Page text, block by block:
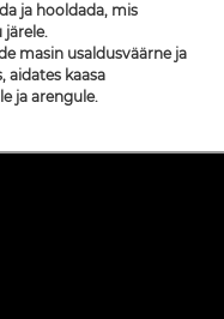
ja hooldada, mis
järele.
masin usaldusväärne ja
kaasa
ja arengule.